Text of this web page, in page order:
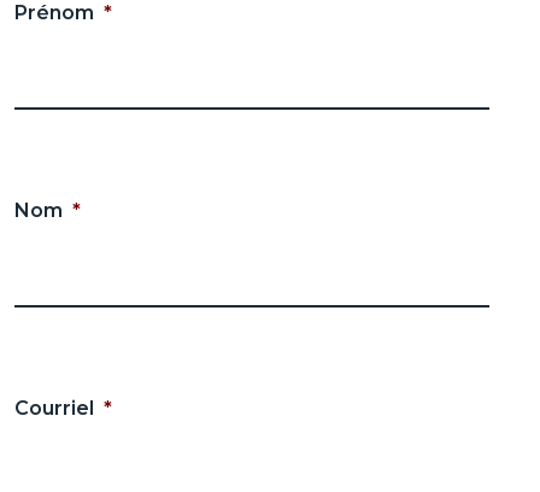
Prénom *
Nom *
Courriel *